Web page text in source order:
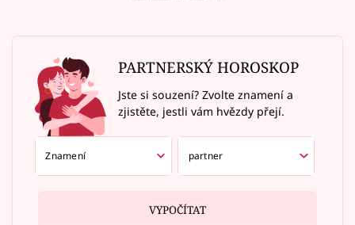
PARTNERSKÝ HOROSKOP
Jste si souzení? Zvolte znamení a
zjistěte, jestli vám hvězdy přejí.
VYPOČÍTAT